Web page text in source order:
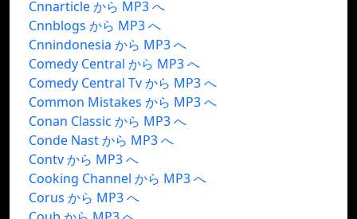
Cnnarticle から MP3 へ
Cnnblogs から MP3 へ
Cnnindonesia から MP3 へ
Comedy Central から MP3 へ
Comedy Central Tv から MP3 へ
Common Mistakes から MP3 へ
Conan Classic から MP3 へ
Conde Nast から MP3 へ
Contv から MP3 へ
Cooking Channel から MP3 へ
Corus から MP3 へ